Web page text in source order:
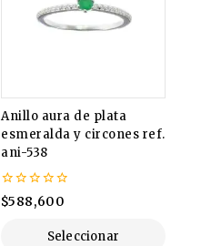
Anillo aura de plata
esmeralda y circones ref.
ani-538
0
de
$588,600
Seleccionar